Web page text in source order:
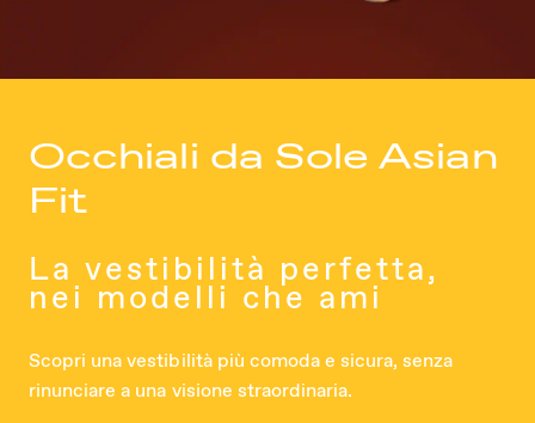
Occhiali da Sole Asian
Fit
La vestibilità perfetta,
nei modelli che ami
Scopri una vestibilità più comoda e sicura, senza
rinunciare a una visione straordinaria.